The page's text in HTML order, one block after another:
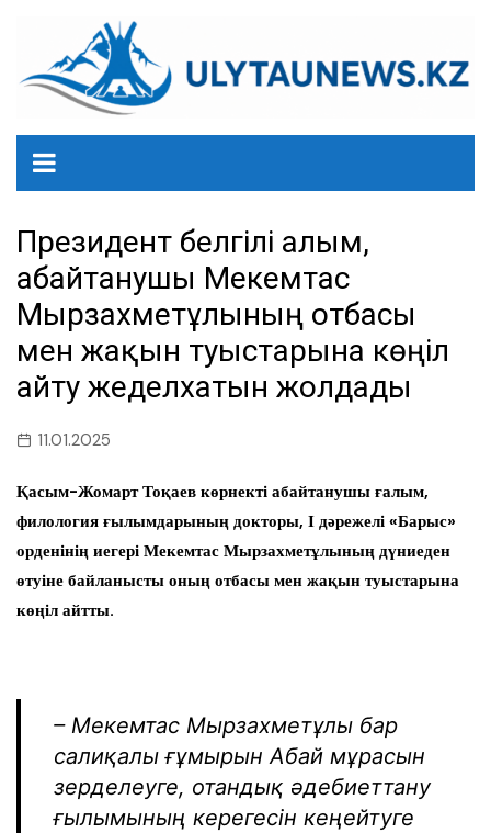
содержанию
Президент белгілі ғалым,
абайтанушы Мекемтас
Мырзахметұлының отбасы
мен жақын туыстарына көңіл
айту жеделхатын жолдады
11.01.2025
Қасым-Жомарт Тоқаев көрнекті абайтанушы ғалым,
филология ғылымдарының докторы, І дәрежелі «Барыс»
орденінің иегері Мекемтас Мырзахметұлының дүниеден
өтуіне байланысты оның отбасы мен жақын туыстарына
көңіл айтты.
– Мекемтас Мырзахметұлы бар
салиқалы ғұмырын Абай мұрасын
зерделеуге, отандық әдебиеттану
ғылымының керегесін кеңейтуге